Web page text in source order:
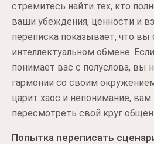
стремитесь найти тех, кто
ваши убеждения, ценности и
переписка показывает, что вы
интеллектуальном обмене.
понимает вас с полуслова, вы
гармонии со своим
царит хаос и непонимание,
пересмотреть свой круг
Попытка переписать